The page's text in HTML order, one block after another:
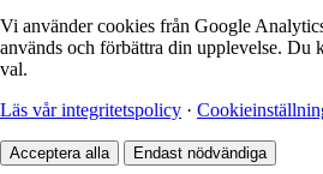
Vi använder cookies från Google
används och förbättra din upplevelse. Du
val.
Läs vår integritetspolicy ·
Acceptera alla Endast nödvändiga